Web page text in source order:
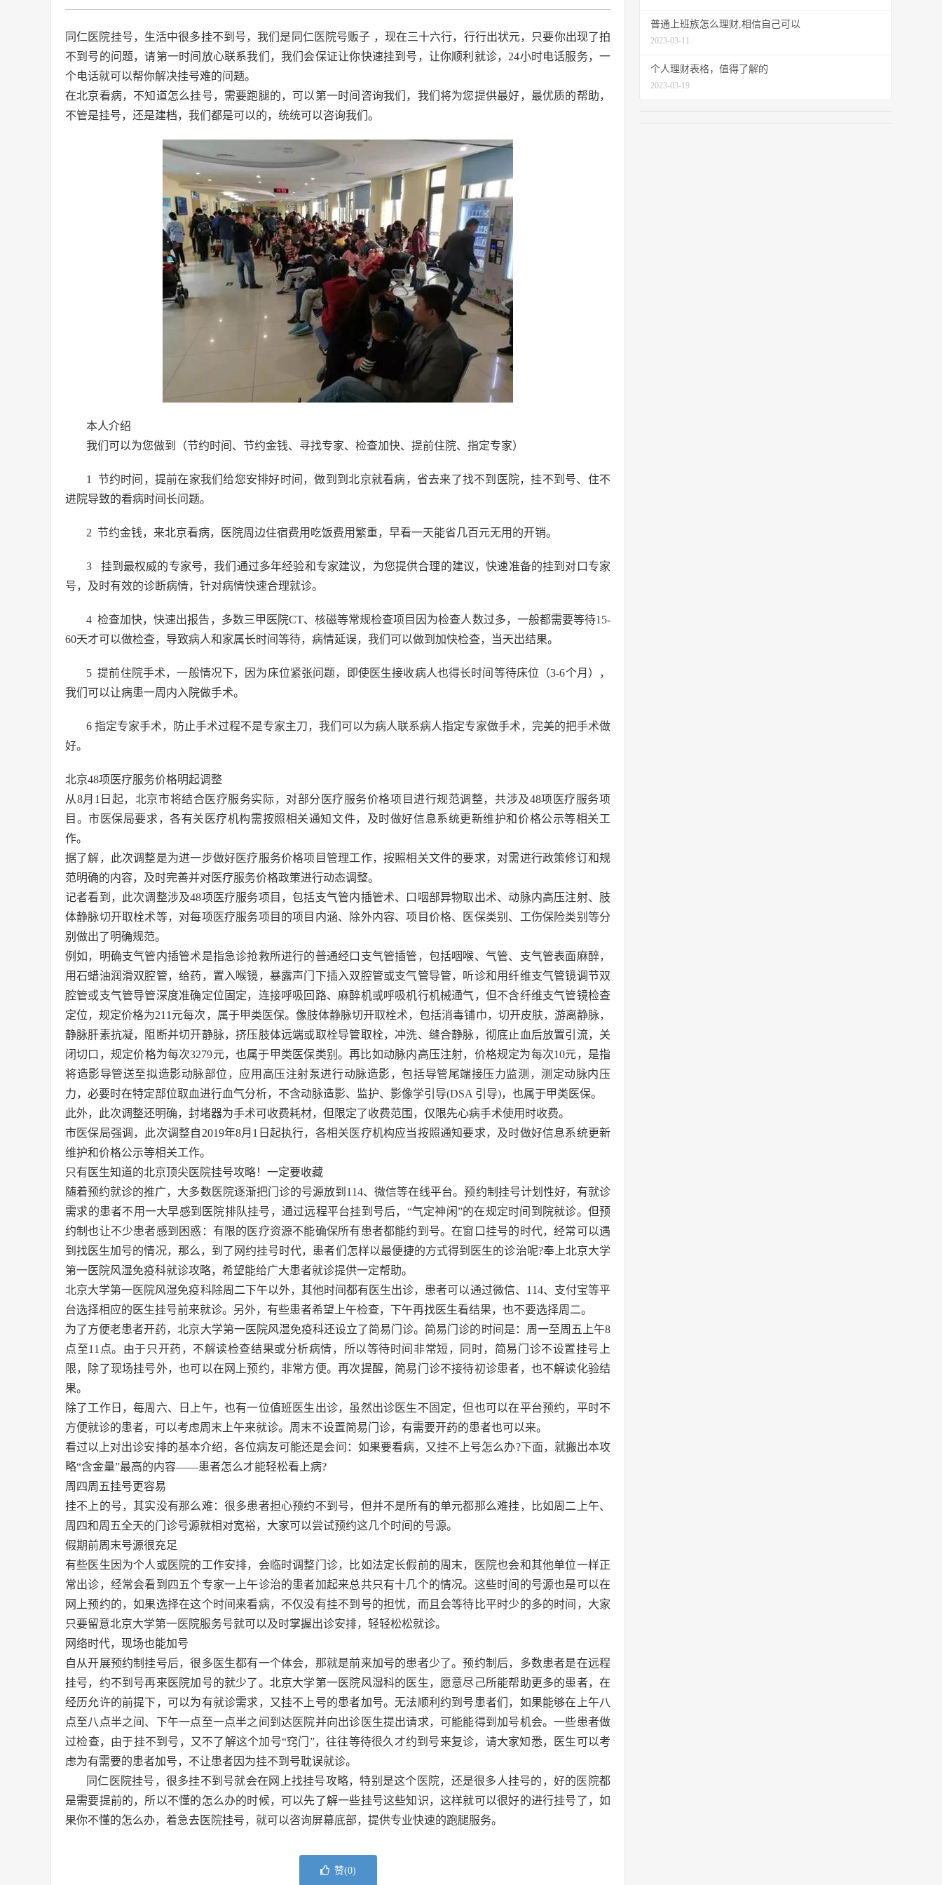
同仁医院挂号，生活中很多挂不到号，我们是同仁医院号贩子 ，现在三十六行，行行出状元，只要你出现了拍
不到号的问题，请第一时间放心联系我们，我们会保证让你快速挂到号，让你顺利就诊，24小时电话服务，一
个电话就可以帮你解决挂号难的问题。
在北京看病，不知道怎么挂号，需要跑腿的，可以第一时间咨询我们，我们将为您提供最好，最优质的帮助，
不管是挂号，还是建档，我们都是可以的，统统可以咨询我们。
本人介绍
我们可以为您做到（节约时间、节约金钱、寻找专家、检查加快、提前住院、指定专家）
1 节约时间，提前在家我们给您安排好时间，做到到北京就看病，省去来了找不到医院，挂不到号、住不
进院导致的看病时间长问题。
2 节约金钱，来北京看病，医院周边住宿费用吃饭费用繁重，早看一天能省几百元无用的开销。
3 挂到最权威的专家号，我们通过多年经验和专家建议，为您提供合理的建议，快速准备的挂到对口专家
号，及时有效的诊断病情，针对病情快速合理就诊。
4 检查加快，快速出报告，多数三甲医院CT、核磁等常规检查项目因为检查人数过多，一般都需要等待15-
60天才可以做检查，导致病人和家属长时间等待，病情延误，我们可以做到加快检查，当天出结果。
5 提前住院手术，一般情况下，因为床位紧张问题，即使医生接收病人也得长时间等待床位（3-6个月），
我们可以让病患一周内入院做手术。
6 指定专家手术，防止手术过程不是专家主刀，我们可以为病人联系病人指定专家做手术，完美的把手术做
好。
北京48项医疗服务价格明起调整
从8月1日起，北京市将结合医疗服务实际，对部分医疗服务价格项目进行规范调整，共涉及48项医疗服务项
目。市医保局要求，各有关医疗机构需按照相关通知文件，及时做好信息系统更新维护和价格公示等相关工
作。
据了解，此次调整是为进一步做好医疗服务价格项目管理工作，按照相关文件的要求，对需进行政策修订和规
范明确的内容，及时完善并对医疗服务价格政策进行动态调整。
记者看到，此次调整涉及48项医疗服务项目，包括支气管内插管术、口咽部异物取出术、动脉内高压注射、肢
体静脉切开取栓术等，对每项医疗服务项目的项目内涵、除外内容、项目价格、医保类别、工伤保险类别等分
别做出了明确规范。
例如，明确支气管内插管术是指急诊抢救所进行的普通经口支气管插管，包括咽喉、气管、支气管表面麻醉，
用石蜡油润滑双腔管，给药，置入喉镜，暴露声门下插入双腔管或支气管导管，听诊和用纤维支气管镜调节双
腔管或支气管导管深度准确定位固定，连接呼吸回路、麻醉机或呼吸机行机械通气，但不含纤维支气管镜检查
定位，规定价格为211元每次，属于甲类医保。像肢体静脉切开取栓术，包括消毒铺巾，切开皮肤，游离静脉，
静脉肝素抗凝，阻断并切开静脉，挤压肢体远端或取栓导管取栓，冲洗、缝合静脉，彻底止血后放置引流，关
闭切口，规定价格为每次3279元，也属于甲类医保类别。再比如动脉内高压注射，价格规定为每次10元，是指
将造影导管送至拟造影动脉部位，应用高压注射泵进行动脉造影，包括导管尾端接压力监测，测定动脉内压
力，必要时在特定部位取血进行血气分析，不含动脉造影、监护、影像学引导(DSA 引导)，也属于甲类医保。
此外，此次调整还明确，封堵器为手术可收费耗材，但限定了收费范围，仅限先心病手术使用时收费。
市医保局强调，此次调整自2019年8月1日起执行，各相关医疗机构应当按照通知要求，及时做好信息系统更新
维护和价格公示等相关工作。
只有医生知道的北京顶尖医院挂号攻略！一定要收藏
随着预约就诊的推广，大多数医院逐渐把门诊的号源放到114、微信等在线平台。预约制挂号计划性好，有就诊
需求的患者不用一大早感到医院排队挂号，通过远程平台挂到号后，“气定神闲”的在规定时间到院就诊。但预
约制也让不少患者感到困惑：有限的医疗资源不能确保所有患者都能约到号。在窗口挂号的时代，经常可以遇
到找医生加号的情况，那么，到了网约挂号时代，患者们怎样以最便捷的方式得到医生的诊治呢?奉上北京大学
第一医院风湿免疫科就诊攻略，希望能给广大患者就诊提供一定帮助。
北京大学第一医院风湿免疫科除周二下午以外，其他时间都有医生出诊，患者可以通过微信、114、支付宝等平
台选择相应的医生挂号前来就诊。另外，有些患者希望上午检查，下午再找医生看结果，也不要选择周二。
为了方便老患者开药，北京大学第一医院风湿免疫科还设立了简易门诊。简易门诊的时间是：周一至周五上午8
点至11点。由于只开药，不解读检查结果或分析病情，所以等待时间非常短，同时，简易门诊不设置挂号上
限，除了现场挂号外，也可以在网上预约，非常方便。再次提醒，简易门诊不接待初诊患者，也不解读化验结
果。
除了工作日，每周六、日上午，也有一位值班医生出诊，虽然出诊医生不固定，但也可以在平台预约，平时不
方便就诊的患者，可以考虑周末上午来就诊。周末不设置简易门诊，有需要开药的患者也可以来。
看过以上对出诊安排的基本介绍，各位病友可能还是会问：如果要看病，又挂不上号怎么办?下面，就搬出本攻
略“含金量”最高的内容——患者怎么才能轻松看上病?
周四周五挂号更容易
挂不上的号，其实没有那么难：很多患者担心预约不到号，但并不是所有的单元都那么难挂，比如周二上午、
周四和周五全天的门诊号源就相对宽裕，大家可以尝试预约这几个时间的号源。
假期前周末号源很充足
有些医生因为个人或医院的工作安排，会临时调整门诊，比如法定长假前的周末，医院也会和其他单位一样正
常出诊，经常会看到四五个专家一上午诊治的患者加起来总共只有十几个的情况。这些时间的号源也是可以在
网上预约的，如果选择在这个时间来看病，不仅没有挂不到号的担忧，而且会等待比平时少的多的时间，大家
只要留意北京大学第一医院服务号就可以及时掌握出诊安排，轻轻松松就诊。
网络时代，现场也能加号
自从开展预约制挂号后，很多医生都有一个体会，那就是前来加号的患者少了。预约制后，多数患者是在远程
挂号，约不到号再来医院加号的就少了。北京大学第一医院风湿科的医生，愿意尽己所能帮助更多的患者，在
经历允许的前提下，可以为有就诊需求，又挂不上号的患者加号。无法顺利约到号患者们，如果能够在上午八
点至八点半之间、下午一点至一点半之间到达医院并向出诊医生提出请求，可能能得到加号机会。一些患者做
过检查，由于挂不到号，又不了解这个加号“窍门”，往往等待很久才约到号来复诊，请大家知悉，医生可以考
虑为有需要的患者加号，不让患者因为挂不到号耽误就诊。
同仁医院挂号，很多挂不到号就会在网上找挂号攻略，特别是这个医院，还是很多人挂号的，好的医院都
是需要提前的，所以不懂的怎么办的时候，可以先了解一些挂号这些知识，这样就可以很好的进行挂号了，如
果你不懂的怎么办，着急去医院挂号，就可以咨询屏幕底部，提供专业快速的跑腿服务。
赞(0)
普通上班族怎么理财,相信自己可以
2023-03-11
个人理财表格，值得了解的
2023-03-19